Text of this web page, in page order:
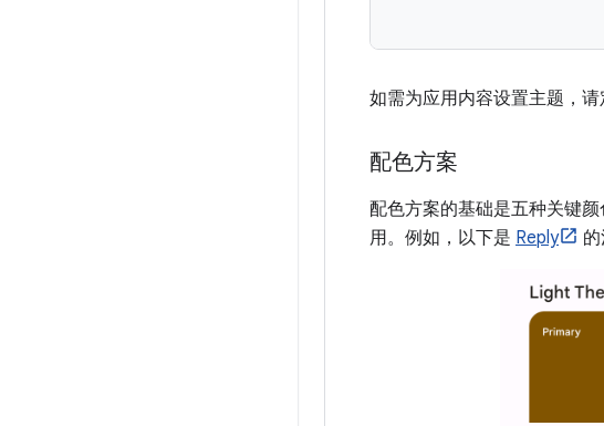
如需为应用内容设置主题，
配色方案
配色方案的基础是五种关键
用。例如，以下是 Reply